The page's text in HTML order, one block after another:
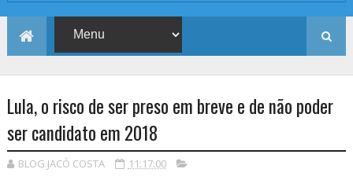
Lula, o risco de ser preso em breve e de não poder
ser candidato em 2018
BLOG JACÓ COSTA 11:17:00